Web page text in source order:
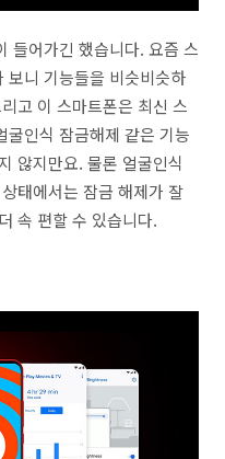
들어가긴 했습니다. 요즘 스
보니 기능들을 비슷비슷하
고 이 스마트폰은 최신 스
굴인식 잠금해제 같은 기능
않지만요. 물론 얼굴인식
태에서는 잠금 해제가 잘
속 편할 수 있습니다.